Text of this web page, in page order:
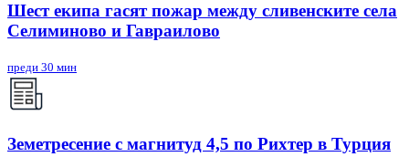
Шест екипа гасят пожар между сливенските села
Селиминово и Гавраилово
преди 30 мин
Земетресение с магнитуд 4,5 по Рихтер в Турция